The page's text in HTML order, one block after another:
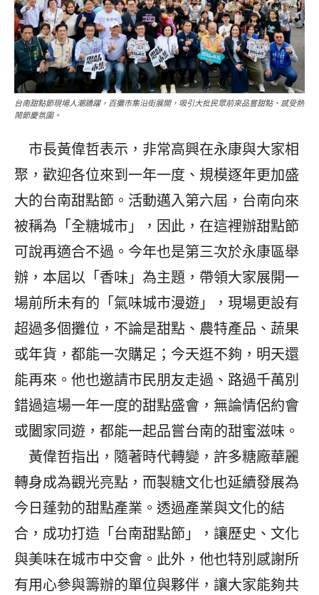
台南甜點節現場人潮踴躍，百攤市集沿街展開，吸引大批民眾前來品嘗甜點、感受熱
鬧節慶氛圍。
市長黃偉哲表示，非常高興在永康與大家相
聚，歡迎各位來到一年一度、規模逐年更加盛
大的台南甜點節。活動邁入第六屆，台南向來
被稱為「全糖城市」，因此，在這裡辦甜點節
可說再適合不過。今年也是第三次於永康區舉
辦，本屆以「香味」為主題，帶領大家展開一
場前所未有的「氣味城市漫遊」，現場更設有
超過多個攤位，不論是甜點、農特產品、蔬果
或年貨，都能一次購足；今天逛不夠，明天還
能再來。他也邀請市民朋友走過、路過千萬別
錯過這場一年一度的甜點盛會，無論情侶約會
或闔家同遊，都能一起品嘗台南的甜蜜滋味。
黃偉哲指出，隨著時代轉變，許多糖廠華麗
轉身成為觀光亮點，而製糖文化也延續發展為
今日蓬勃的甜點產業。透過產業與文化的結
合，成功打造「台南甜點節」，讓歷史、文化
與美味在城市中交會。此外，他也特別感謝所
有用心參與籌辦的單位與夥伴，讓大家能夠共